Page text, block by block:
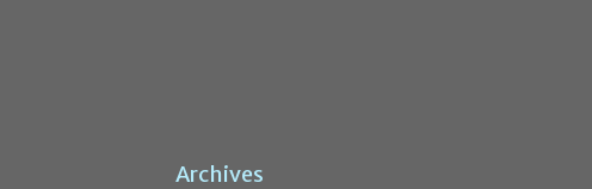
Archives